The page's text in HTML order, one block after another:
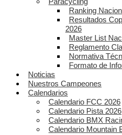
Ranking
Resultados
2026
Master List
Reglamento
Normativa
Formato de
Noticias
Nuestros Campeones
Calendarios
Calendario FCC 2026
Calendario Pista 2026
Calendario BMX
Calendario Mountain